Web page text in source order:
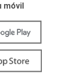
móvil